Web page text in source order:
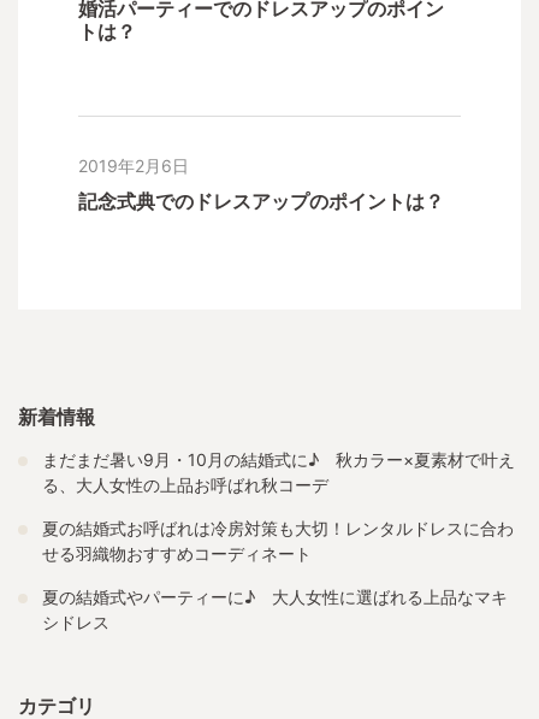
婚活パーティーでのドレスアップのポイン
トは？
2019年2月6日
記念式典でのドレスアップのポイントは？
新着情報
まだまだ暑い9月・10月の結婚式に♪ 秋カラー×夏素材で叶え
る、大人女性の上品お呼ばれ秋コーデ
夏の結婚式お呼ばれは冷房対策も大切！レンタルドレスに合わ
せる羽織物おすすめコーディネート
夏の結婚式やパーティーに♪ 大人女性に選ばれる上品なマキ
シドレス
カテゴリ